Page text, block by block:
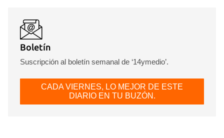
Boletín
Suscripción al boletín semanal de ‘14ymedio’.
CADA VIERNES, LO MEJOR DE ESTE
DIARIO EN TU BUZÓN.